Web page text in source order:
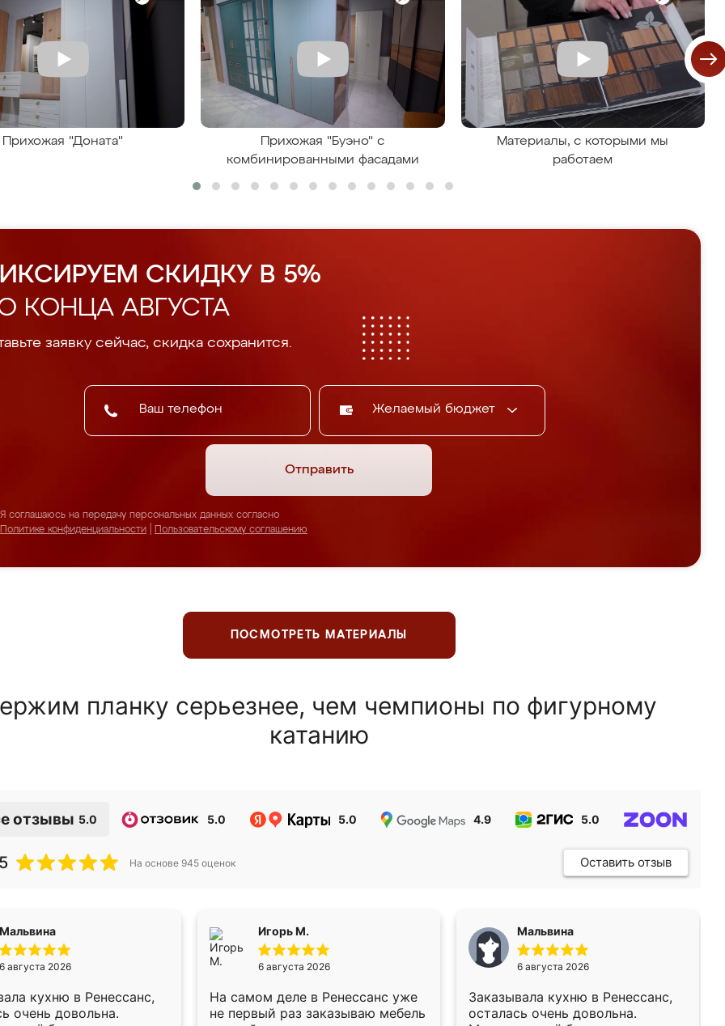
Прихожая "Доната"
Прихожая "Буэно" с
комбинированными фасадами
Материалы, с которыми мы
работаем
СКИДКУ В 5%
КОНЦА АВГУСТА
заявку сейчас, скидка сохранится.
Желаемый бюджет
Отправить
Я соглашаюсь на передачу персональных данных согласно
Политике конфиденциальности
Пользовательскому соглашению
ПОСМОТРЕТЬ МАТЕРИАЛЫ
планку серьезнее, чем чемпионы по фигурному
катанию
отзывы 5.0 5.0 5.0 4.9 5.0
На основе 945 оценок Оставить отзыв
Мальвина
6 августа 2026
кухню в Ренессанс,
очень довольна.
Игорь М.
6 августа 2026
На самом деле в Ренессанс уже
не первый раз заказываю мебель
Мальвина
6 августа 2026
Заказывала кухню в Ренессанс,
осталась очень довольна.